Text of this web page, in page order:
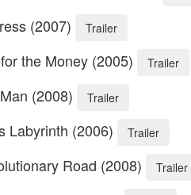
(2007) Trailer
the Money (2005) Trailer
(2008) Trailer
Labyrinth (2006) Trailer
Road (2008) Trailer